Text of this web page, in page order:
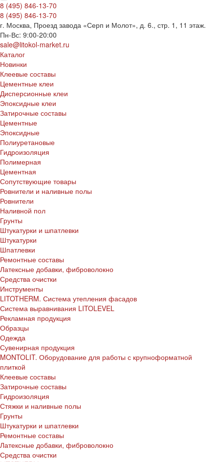
8 (495) 846-13-70
8 (495) 846-13-70
г. Москва, Проезд завода «Серп и Молот», д. 6., стр. 1, 11 этаж.
Пн-Вс: 9:00-20:00
sale@litokol-market.ru
Каталог
Новинки
Клеевые составы
Цементные клеи
Дисперсионные клеи
Эпоксидные клеи
Затирочные составы
Цементные
Эпоксидные
Полиуретановые
Гидроизоляция
Полимерная
Цементная
Сопутствующие товары
Ровнители и наливные полы
Ровнители
Наливной пол
Грунты
Штукатурки и шпатлевки
Штукатурки
Шпатлевки
Ремонтные составы
Латексные добавки, фиброволокно
Средства очистки
Инструменты
LITOTHERM. Система утепления фасадов
Система выравнивания LITOLEVEL
Рекламная продукция
Образцы
Одежда
Сувенирная продукция
MONTOLIT. Оборудование для работы с крупноформатной
плиткой
Клеевые составы
Затирочные составы
Гидроизоляция
Стяжки и наливные полы
Грунты
Штукатурки и шпатлевки
Ремонтные составы
Латексные добавки, фиброволокно
Средства очистки